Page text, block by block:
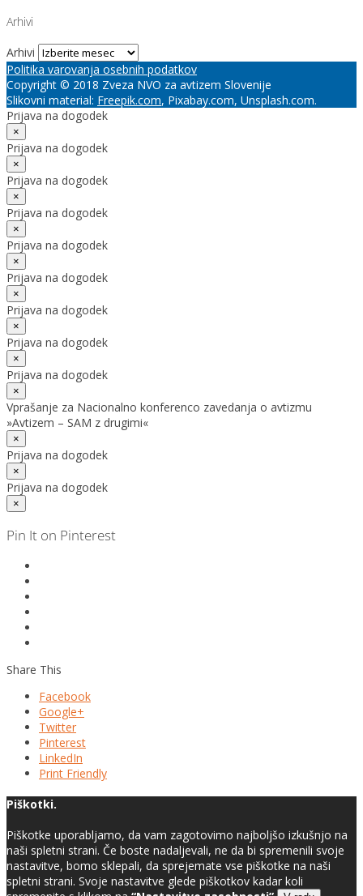
Arhivi
Arhivi
Politika varovanja osebnih podatkov
Copyright © 2018 Zveza NVO za avtizem Slovenije
Slikovni material: Freepik.com, Pixabay.com, Unsplash.com.
Prijava na dogodek
×
Prijava na dogodek
×
Prijava na dogodek
×
Prijava na dogodek
×
Prijava na dogodek
×
Prijava na dogodek
×
Prijava na dogodek
×
Prijava na dogodek
×
Prijava na dogodek
×
Vprašanje za Nacionalno konferenco zavedanja o avtizmu
»Avtizem – SAM z drugimi«
×
Prijava na dogodek
×
Prijava na dogodek
×
Pin It on Pinterest
Share This
Facebook
Google+
Twitter
Pinterest
LinkedIn
Print Friendly
Piškotki.
Piškotke uporabljamo, da vam zagotovimo najboljšo izkušnjo na
naši spletni strani. Če boste nadaljevali, ne da bi spremenili svoje
nastavitve, bomo sklepali, da sprejemate vse piškotke na naši
spletni strani. Svoje nastavitve glede piškotkov kadar koli